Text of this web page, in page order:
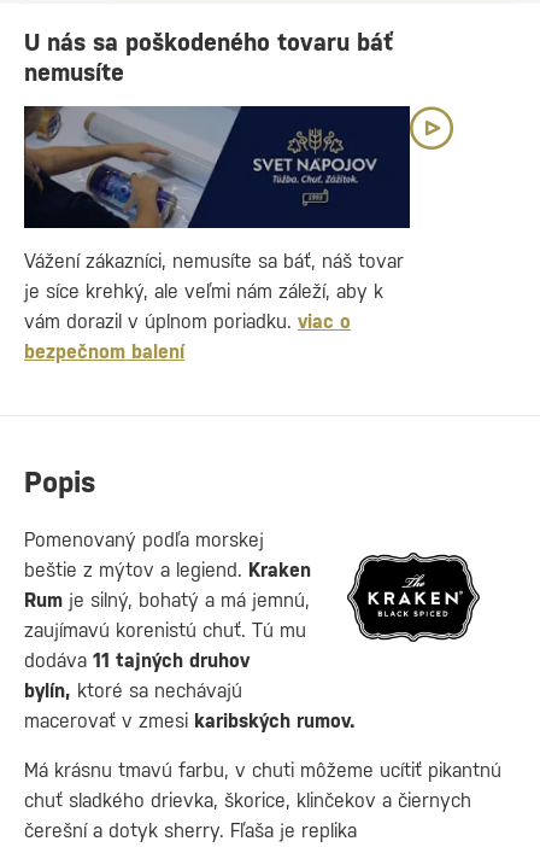
Popis
Pomenovaný podľa morskej
beštie z mýtov a legiend. Kraken
Rum je silný, bohatý a má jemnú,
zaujímavú korenistú chuť. Tú mu
dodáva 11 tajných druhov
bylín, ktoré sa nechávajú
macerovať v zmesi karibských rumov.
Má krásnu tmavú farbu, v chuti môžeme ucítiť pikantnú
chuť sladkého drievka, škorice, klinčekov a čiernych
čerešní a dotyk sherry. Fľaša je replika
U nás sa poškodeného tovaru báť
nemusíte
Vážení zákazníci, nemusíte sa báť, náš tovar
je síce krehký, ale veľmi nám záleží, aby k
vám dorazil v úplnom poriadku. viac o
bezpečnom balení